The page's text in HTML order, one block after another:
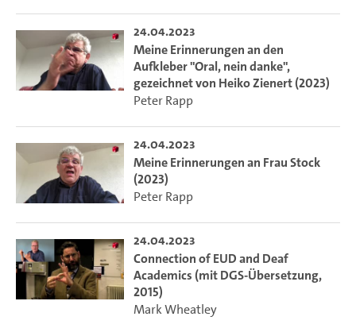
24.04.2023
Meine Erinnerungen an den
Aufkleber "Oral, nein danke",
gezeichnet von Heiko Zienert (2023)
Peter Rapp
24.04.2023
Meine Erinnerungen an Frau Stock
(2023)
Peter Rapp
24.04.2023
Connection of EUD and Deaf
Academics (mit DGS-Übersetzung,
2015)
Mark Wheatley